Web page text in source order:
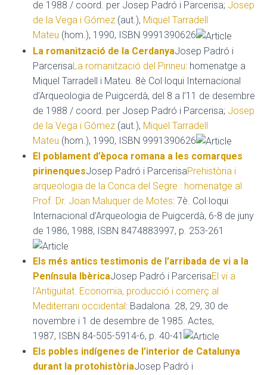
de 1988 / coord. per Josep Padró i Parcerisa; Josep
de la Vega i Gómez (aut.), Miquel Tarradell
Mateu (hom.), 1990, ISBN 9991390626
La romanització de la CerdanyaJosep Padró i
ParcerisaLa romanització del Pirineu: homenatge a
Miquel Tarradell i Mateu. 8è Col·loqui Internacional
d’Arqueologia de Puigcerdà, del 8 a l’11 de desembre
de 1988 / coord. per Josep Padró i Parcerisa; Josep
de la Vega i Gómez (aut.), Miquel Tarradell
Mateu (hom.), 1990, ISBN 9991390626
El poblament d’època romana a les comarques
pirinenquesJosep Padró i ParcerisaPrehistòria i
arqueologia de la Conca del Segre : homenatge al
Prof. Dr. Joan Maluquer de Motes: 7è. Col·loqui
Internacional d’Arqueologia de Puigcerdà, 6-8 de juny
de 1986, 1988, ISBN 8474883997, p. 253-261
Els més antics testimonis de l’arribada de vi a la
Península IbèricaJosep Padró i ParcerisaEl vi a
l’Antiguitat. Economia, producció i comerç al
Mediterrani occidental: Badalona. 28, 29, 30 de
novembre i 1 de desembre de 1985. Actes,
1987, ISBN 84-505-5914-6, p. 40-41
Els pobles indígenes de l’interior de Catalunya
durant la protohistòriaJosep Padró i